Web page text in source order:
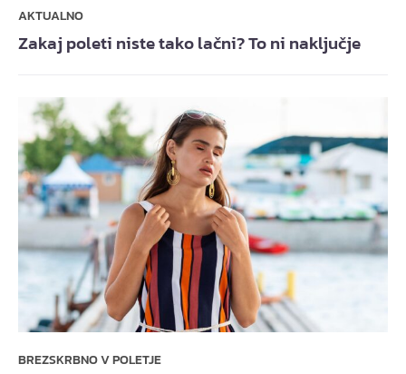
AKTUALNO
Zakaj poleti niste tako lačni? To ni naključje
BREZSKRBNO V POLETJE